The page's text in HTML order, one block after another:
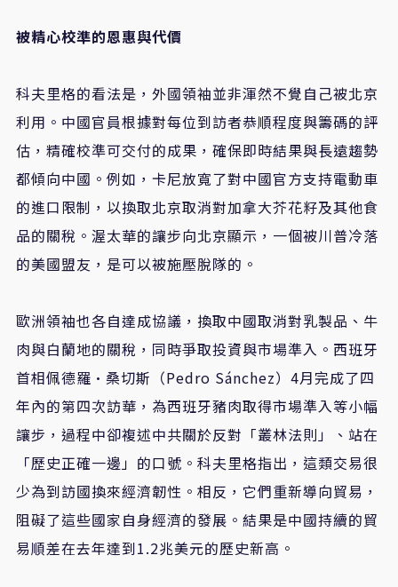
被精心校準的恩惠與代價
科夫里格的看法是，外國領袖並非渾然不覺自己被北京
利用。中國官員根據對每位到訪者恭順程度與籌碼的評
估，精確校準可交付的成果，確保即時結果與長遠趨勢
都傾向中國。例如，卡尼放寬了對中國官方支持電動車
的進口限制，以換取北京取消對加拿大芥花籽及其他食
品的關稅。渥太華的讓步向北京顯示，一個被川普冷落
的美國盟友，是可以被施壓脫隊的。
歐洲領袖也各自達成協議，換取中國取消對乳製品、牛
肉與白蘭地的關稅，同時爭取投資與市場準入。西班牙
首相佩德羅·桑切斯（Pedro Sánchez）4月完成了四
年內的第四次訪華，為西班牙豬肉取得市場準入等小幅
讓步，過程中卻複述中共關於反對「叢林法則」、站在
「歷史正確一邊」的口號。科夫里格指出，這類交易很
少為到訪國換來經濟韌性。相反，它們重新導向貿易，
阻礙了這些國家自身經濟的發展。結果是中國持續的貿
易順差在去年達到1.2兆美元的歷史新高。